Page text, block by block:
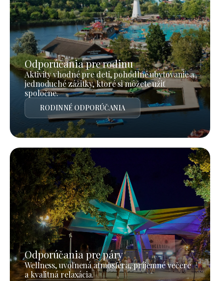
Odporúčania pre rodinu
Aktivity vhodné pre deti, pohodlné ubytovanie a
jednoduché zážitky, ktoré si môžete užiť
spoločne.
RODINNÉ ODPORÚČANIA
Odporúčania pre páry
Wellness, uvoľnená atmosféra, príjemné večere
a kvalitná relaxácia.